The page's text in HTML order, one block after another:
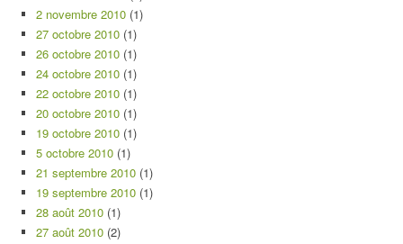
2 novembre 2010 (1)
27 octobre 2010 (1)
26 octobre 2010 (1)
24 octobre 2010 (1)
22 octobre 2010 (1)
20 octobre 2010 (1)
19 octobre 2010 (1)
5 octobre 2010 (1)
21 septembre 2010 (1)
19 septembre 2010 (1)
28 août 2010 (1)
27 août 2010 (2)